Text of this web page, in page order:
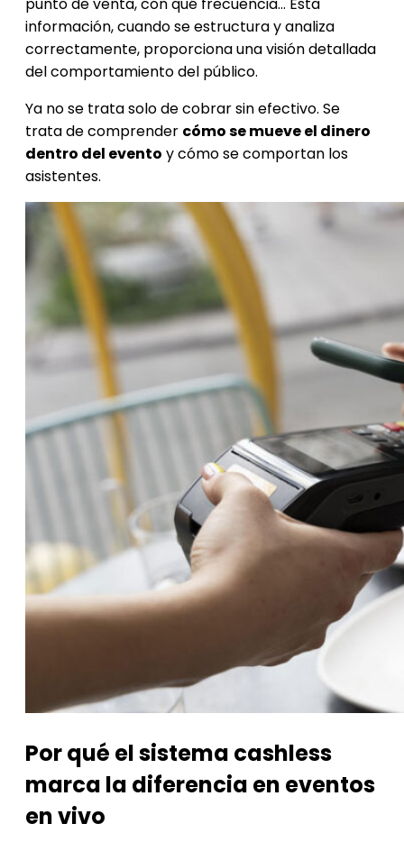
información, cuando se estructura y analiza
correctamente, proporciona una visión detallada
del comportamiento del público.
Ya no se trata solo de cobrar sin efectivo. Se
trata de comprender cómo se mueve el dinero
dentro del evento y cómo se comportan los
asistentes.
Por qué el sistema cashless
marca la diferencia en eventos
en vivo